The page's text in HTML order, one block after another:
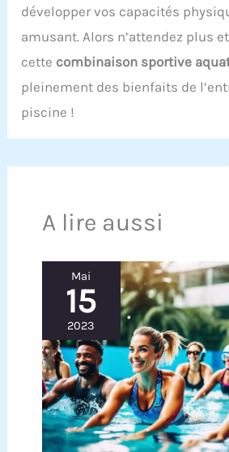
développer vos capacités
amusant. Alors n’attendez plus
cette combinaison sportive
pleinement des bienfaits de
piscine !
A lire aussi
Mai
15
2023